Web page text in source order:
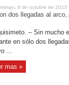
6 de octubre de 2013
– Sin mucho
en sólo dos
...
mas »